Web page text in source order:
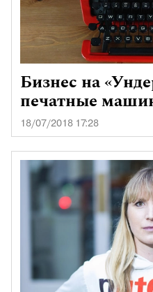
Бизнес на
печатные
18/07/2018 17:28